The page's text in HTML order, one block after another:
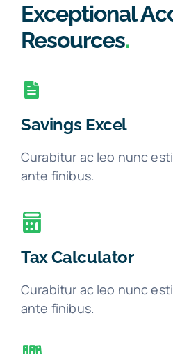
Exceptional
Resources.
Savings Excel
Curabitur ac leo nunc
ante finibus.
Tax Calculator
Curabitur ac leo nunc
ante finibus.